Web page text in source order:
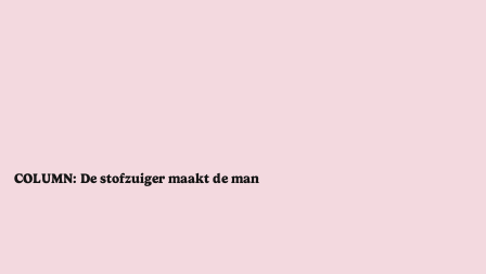
COLUMN: De stofzuiger maakt de man